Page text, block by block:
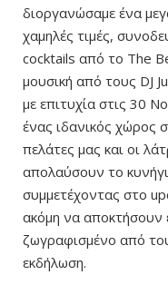
διοργανώσαμε ένα
χαμηλές τιμές,
cocktails από το The
μουσική από τους DJ
με επιτυχία στις 30
ένας ιδανικός χώρος
πελάτες μας και οι
απολαύσουν το
συμμετέχοντας στο
ακόμη να αποκτήσουν
ζωγραφισμένο από
εκδήλωση.